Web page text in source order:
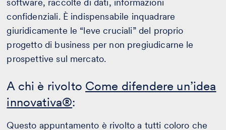
software, raccolte di dati, informazioni
confidenziali. È indispensabile inquadrare
giuridicamente le “leve cruciali” del proprio
progetto di business per non pregiudicarne le
prospettive sul mercato.
A chi è rivolto Come difendere un’idea
innovativa®:
Questo appuntamento è rivolto a tutti coloro che